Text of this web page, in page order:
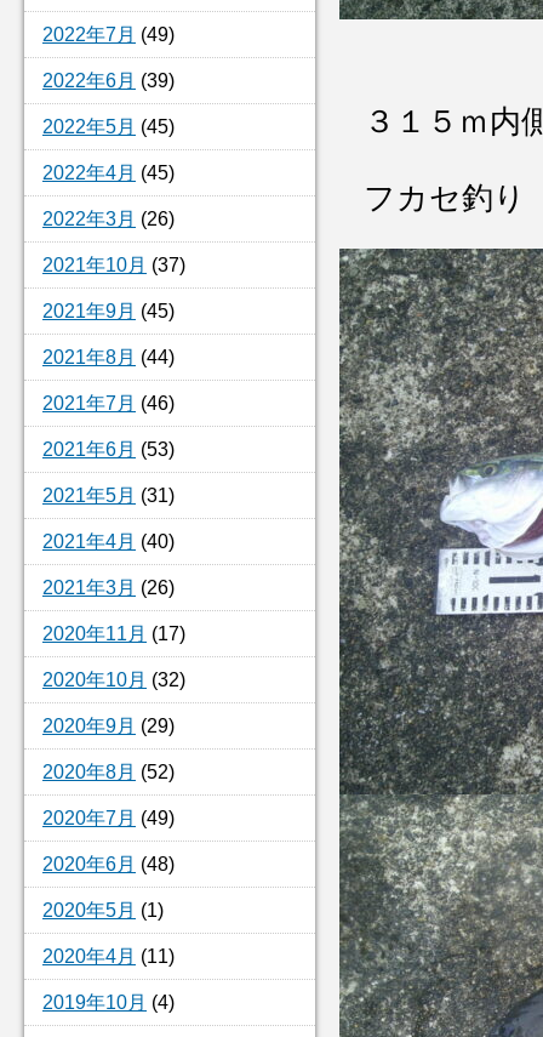
2022年7月 (49)
2022年6月 (39)
2022年5月 (45)
2022年4月 (45)
2022年3月 (26)
2021年10月 (37)
2021年9月 (45)
2021年8月 (44)
2021年7月 (46)
2021年6月 (53)
2021年5月 (31)
2021年4月 (40)
2021年3月 (26)
2020年11月 (17)
2020年10月 (32)
2020年9月 (29)
2020年8月 (52)
2020年7月 (49)
2020年6月 (48)
2020年5月 (1)
2020年4月 (11)
2019年10月 (4)
３１５ｍ
フカセ釣り